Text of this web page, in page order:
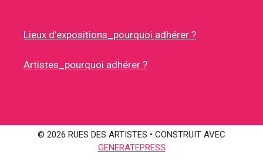
Lieux d’expositions_pourquoi adhérer ?
Artistes_pourquoi adhérer ?
© 2026 RUES DES ARTISTES • CONSTRUIT AVEC
GENERATEPRESS